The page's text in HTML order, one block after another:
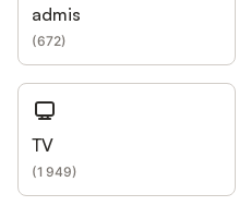
admis
(672)
TV
(1 949)